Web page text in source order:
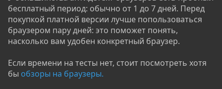
бесплатный период: обычно от 1 до 7 дней. Перед
покупкой платной версии лучше попользоваться
браузером пару дней: это поможет понять,
насколько вам удобен конкретный браузер.
Если времени на тесты нет, стоит посмотреть хотя
бы обзоры на браузеры.